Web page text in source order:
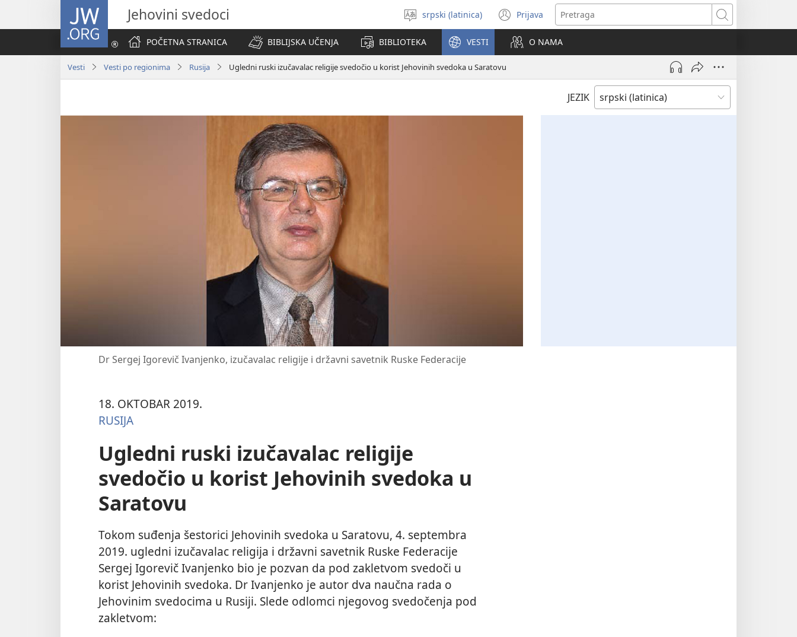
JW.ORG Jehovini svedoci
Izaberi
jezik
srpski (latinica) Prijava
(otvara
novi
prozor)
Pretraga
POČETNA STRANICA
BIBLIJSKA UČENJA BIBLIOTEKA VESTI O NAMA
Vesti Vesti po regionima Rusija Ugledni ruski izučavalac religije svedočio u korist Jehovinih svedoka u Saratovu
JEZIK
Dr Sergej Igorevič Ivanjenko, izučavalac religije i državni savetnik Ruske Federacije
18. OKTOBAR 2019.
RUSIJA
Ugledni ruski izučavalac religije
svedočio u korist Jehovinih svedoka u
Saratovu
Tokom suđenja šestorici Jehovinih svedoka u Saratovu, 4. septembra
2019. ugledni izučavalac religija i državni savetnik Ruske Federacije
Sergej Igorevič Ivanjenko bio je pozvan da pod zakletvom svedoči u
korist Jehovinih svedoka. Dr Ivanjenko je autor dva naučna rada o
Jehovinim svedocima u Rusiji. Slede odlomci njegovog svedočenja pod
zakletvom: